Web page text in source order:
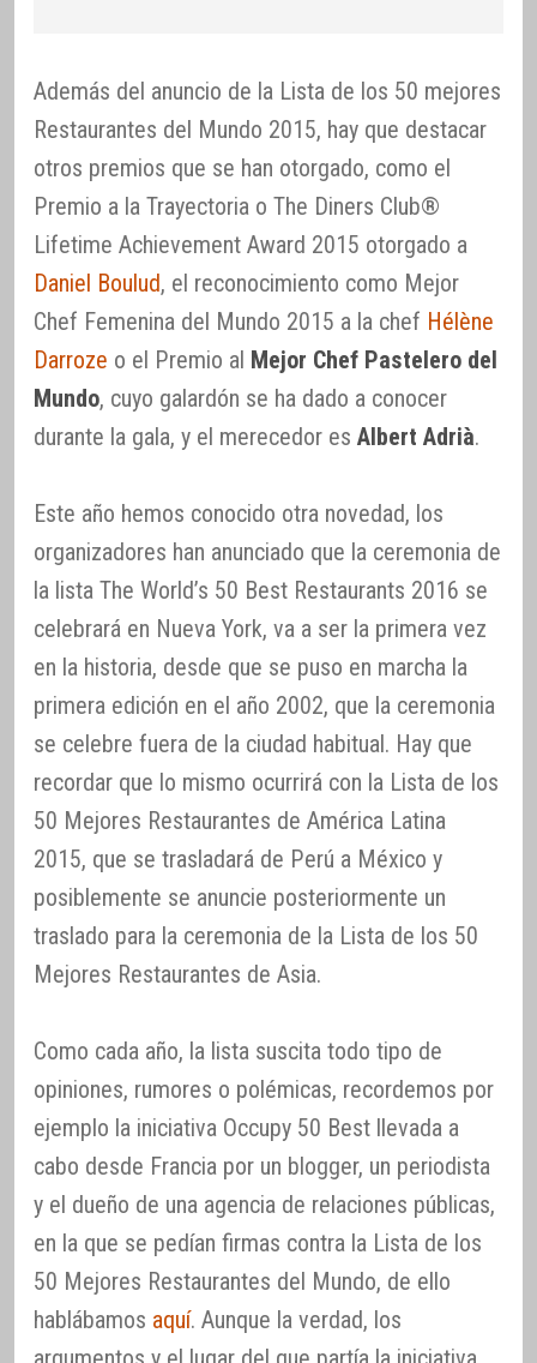
Además del anuncio de la Lista de los 50 mejores
Restaurantes del Mundo 2015, hay que destacar
otros premios que se han otorgado, como el
Premio a la Trayectoria o The Diners Club®
Lifetime Achievement Award 2015 otorgado a
Daniel Boulud, el reconocimiento como Mejor
Chef Femenina del Mundo 2015 a la chef Hélène
Darroze o el Premio al Mejor Chef Pastelero del
Mundo, cuyo galardón se ha dado a conocer
durante la gala, y el merecedor es Albert Adrià.
Este año hemos conocido otra novedad, los
organizadores han anunciado que la ceremonia de
la lista The World’s 50 Best Restaurants 2016 se
celebrará en Nueva York, va a ser la primera vez
en la historia, desde que se puso en marcha la
primera edición en el año 2002, que la ceremonia
se celebre fuera de la ciudad habitual. Hay que
recordar que lo mismo ocurrirá con la Lista de los
50 Mejores Restaurantes de América Latina
2015, que se trasladará de Perú a México y
posiblemente se anuncie posteriormente un
traslado para la ceremonia de la Lista de los 50
Mejores Restaurantes de Asia.
Como cada año, la lista suscita todo tipo de
opiniones, rumores o polémicas, recordemos por
ejemplo la iniciativa Occupy 50 Best llevada a
cabo desde Francia por un blogger, un periodista
y el dueño de una agencia de relaciones públicas,
en la que se pedían firmas contra la Lista de los
50 Mejores Restaurantes del Mundo, de ello
hablábamos aquí. Aunque la verdad, los